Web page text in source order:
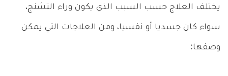
يختلف العلاج حسب السبب الذي يكون وراء التشنج،
سواء كان جسديا أو نفسيا، ومن العلاجات التي يمكن
وصفها: